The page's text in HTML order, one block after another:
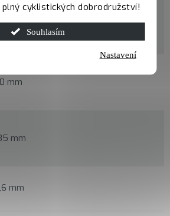
cyklistických dobrodružství!
Souhlasím
Nastavení
mm
mm
mm